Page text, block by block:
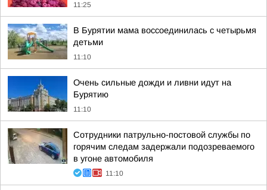
11:25
В Бурятии мама воссоединилась с четырьмя
детьми
11:10
Очень сильные дожди и ливни идут на
Бурятию
11:10
Сотрудники патрульно-постовой службы по
горячим следам задержали подозреваемого
в угоне автомобиля
11:10